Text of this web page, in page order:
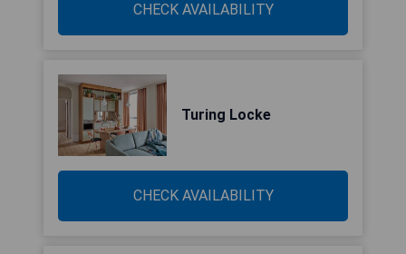
CHECK AVAILABILITY
Turing Locke
CHECK AVAILABILITY